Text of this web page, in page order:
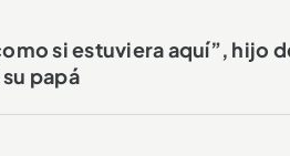
si estuviera aquí”, hijo
papá